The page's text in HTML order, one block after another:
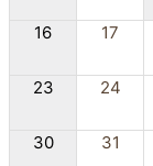
16 17
23 24
30 31